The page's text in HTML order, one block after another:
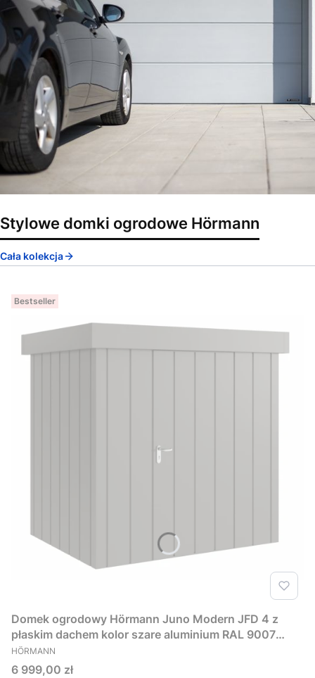
Stylowe domki ogrodowe Hörmann
Cała kolekcja
Bestseller
Domek ogrodowy Hörmann Juno Modern JFD 4 z
płaskim dachem kolor szare aluminium RAL 9007
229x181 cm
PRODUCENT
HÖRMANN
Cena
6 999,00 zł